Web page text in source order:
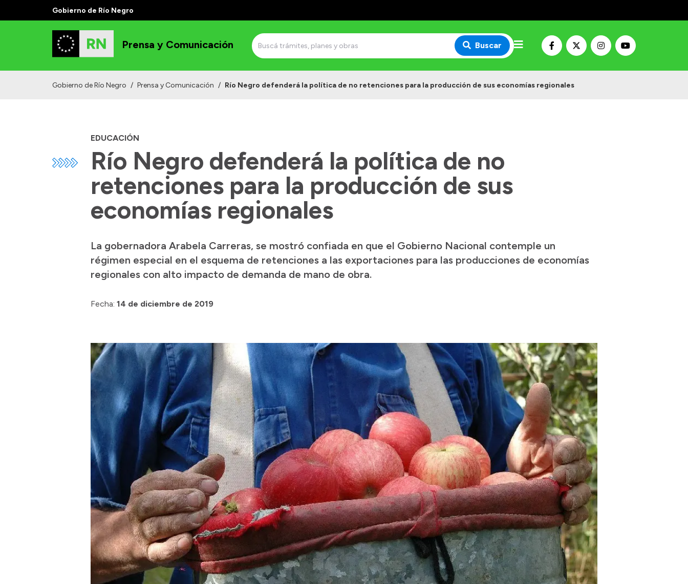
Gobierno de Río Negro
Prensa y Comunicación Buscar
Gobierno de Río Negro / Prensa y Comunicación / Río Negro defenderá la política de no retenciones para la producción de sus economías regionales
EDUCACIÓN
Río Negro defenderá la política de no
retenciones para la producción de sus
economías regionales
La gobernadora Arabela Carreras, se mostró confiada en que el Gobierno Nacional contemple un
régimen especial en el esquema de retenciones a las exportaciones para las producciones de economías
regionales con alto impacto de demanda de mano de obra.
Fecha: 14 de diciembre de 2019